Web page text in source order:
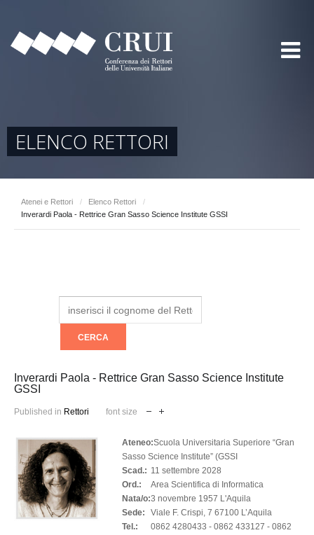
ELENCO RETTORI
Atenei e Rettori / Elenco Rettori
/
Inverardi Paola - Rettrice Gran Sasso Science Institute GSSI
h
Inverardi Paola - Rettrice Gran Sasso Science Institute
GSSI
Published in Rettori font size
Ateneo:Scuola Universitaria Superiore “Gran
Sasso Science Institute” (GSSI
Scad.: 11 settembre 2028
Ord.:
Area Scientifica di Informatica
Nata/o:3 novembre 1957 L'Aquila
Sede:
Viale F. Crispi, 7 67100 L’Aquila
Tel.:
0862 4280433 - 0862 433127 - 0862